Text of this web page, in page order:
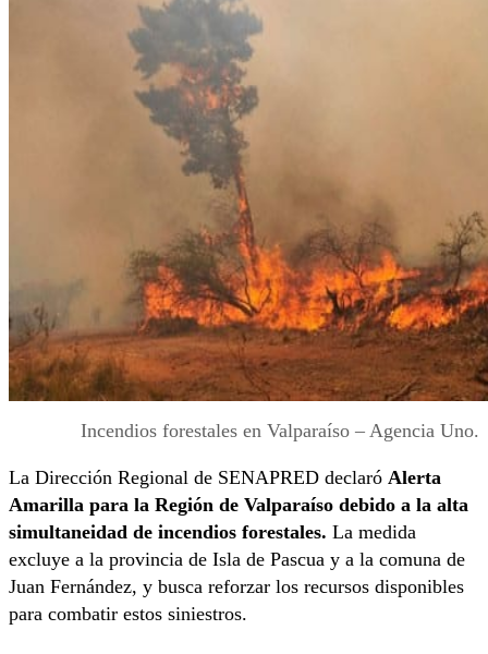
Incendios forestales en Valparaíso – Agencia Uno.
La Dirección Regional de SENAPRED declaró Alerta
Amarilla para la Región de Valparaíso debido a la alta
simultaneidad de incendios forestales. La medida
excluye a la provincia de Isla de Pascua y a la comuna de
Juan Fernández, y busca reforzar los recursos disponibles
para combatir estos siniestros.